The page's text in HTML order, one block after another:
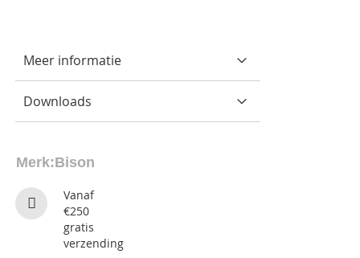
Merk:Bison
Vanaf
€250
gratis
verzending
Meer informatie
Downloads